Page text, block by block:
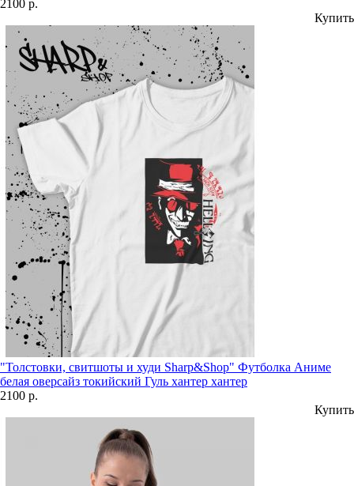
2100 р.
Купить
"Толстовки, свитшоты и худи Sharp&Shop" Футболка Аниме
белая оверсайз токийский Гуль хантер хантер
2100 р.
Купить